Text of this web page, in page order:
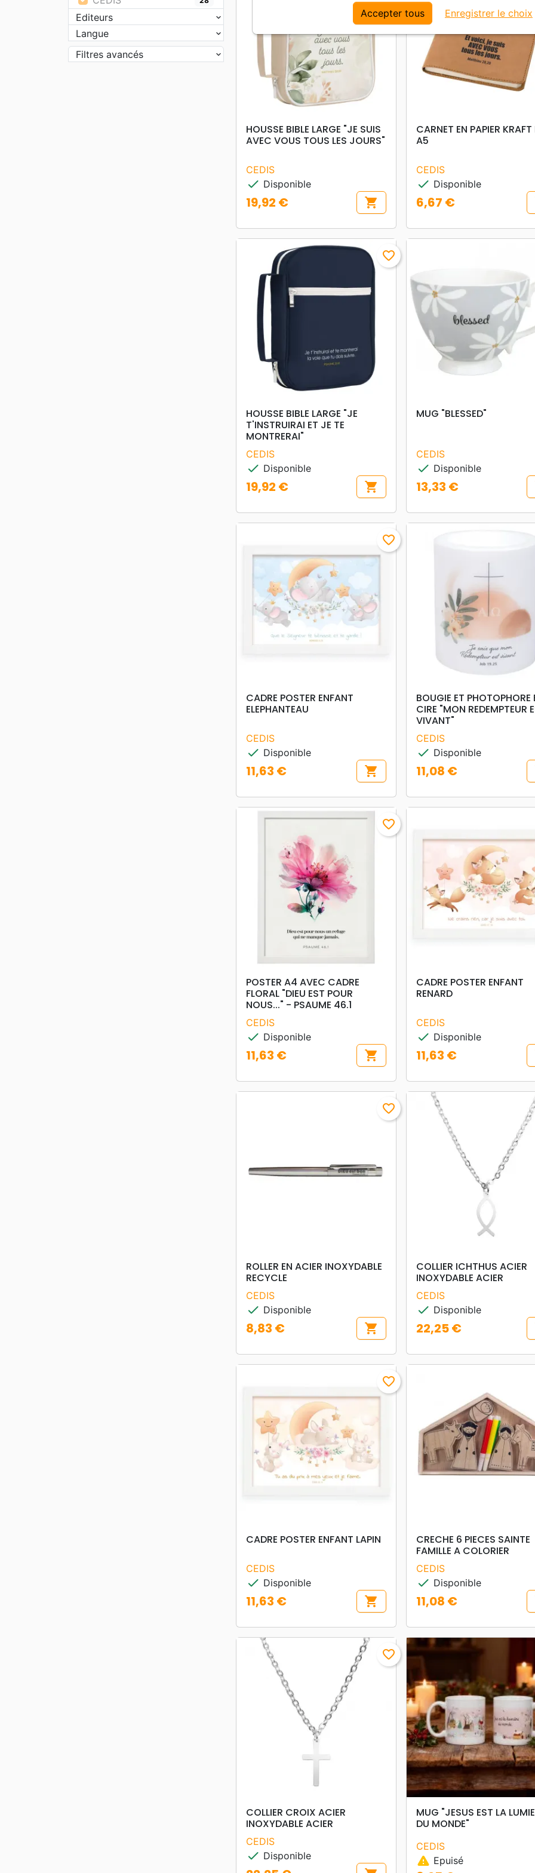
Editeurs
Langue
Filtres avancés
search APERÇU RAPIDE
HOUSSE BIBLE LARGE "JE SUIS
AVEC VOUS TOUS LES JOURS"
CEDIS
check Disponible
Prix
19,92 € shopping_cart
search APERÇU RAPIDE
CARNET EN PAPIER KRAFT
A5
CEDIS
check Disponible
Prix
6,67 €
search APERÇU RAPIDE
favorite_border
HOUSSE BIBLE LARGE "JE
T'INSTRUIRAI ET JE TE
MONTRERAI"
CEDIS
check Disponible
Prix
19,92 € shopping_cart
search APERÇU RAPIDE
MUG "BLESSED"
CEDIS
check Disponible
Prix
13,33 €
searchAPERÇU RAPIDE
favorite_border
CADRE POSTER ENFANT
ELEPHANTEAU
CEDIS
check Disponible
Prix
11,63 € shopping_cart
search APERÇU RAPIDE
BOUGIE ET PHOTOPHORE
CIRE "MON REDEMPTEUR
VIVANT"
CEDIS
check Disponible
Prix
11,08 €
search APERÇU RAPIDE
favorite_border
POSTER A4 AVEC CADRE
FLORAL "DIEU EST POUR
NOUS..." - PSAUME 46.1
CEDIS
check Disponible
Prix
11,63 € shopping_cart
searchAPERÇU RAPIDE
CADRE POSTER ENFANT
RENARD
CEDIS
check Disponible
Prix
11,63 €
searchAPERÇU RAPIDE
favorite_border
ROLLER EN ACIER INOXYDABLE
RECYCLE
CEDIS
check Disponible
Prix
8,83 € shopping_cart
search APERÇU RAPIDE
COLLIER ICHTHUS ACIER
INOXYDABLE ACIER
CEDIS
check Disponible
Prix
22,25 €
searchAPERÇU RAPIDE
favorite_border
CADRE POSTER ENFANT LAPIN
CEDIS
check Disponible
Prix
11,63 € shopping_cart
search APERÇU RAPIDE
CRECHE 6 PIECES SAINTE
FAMILLE A COLORIER
CEDIS
check Disponible
Prix
11,08 €
search APERÇU RAPIDE
favorite_border
COLLIER CROIX ACIER
INOXYDABLE ACIER
CEDIS
check Disponible
searchAPERÇU RAPIDE
MUG "JESUS EST LA
DU MONDE"
CEDIS
warning Epuisé
Accepter tous Enregistrer le choix